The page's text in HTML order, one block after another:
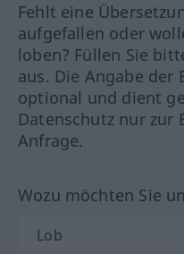
Fehlt eine
aufgefallen oder
loben? Füllen Sie
aus. Die Angabe der
optional und dient
Datenschutz nur
Anfrage.
Wozu möchten Sie